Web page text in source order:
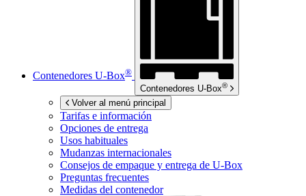
Contenedores U-Box®
Contenedores U-Box®
Volver al menú principal
Tarifas e información
Opciones de entrega
Usos habituales
Mudanzas internacionales
Consejos de empaque y entrega de U-Box
Preguntas frecuentes
Medidas del contenedor